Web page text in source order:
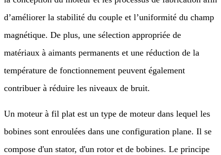
d’améliorer la stabilité du couple et l’uniformité du champ
magnétique. De plus, une sélection appropriée de
matériaux à aimants permanents et une réduction de la
température de fonctionnement peuvent également
contribuer à réduire les niveaux de bruit.
Un moteur à fil plat est un type de moteur dans lequel les
bobines sont enroulées dans une configuration plane. Il se
compose d'un stator, d'un rotor et de bobines. Le principe